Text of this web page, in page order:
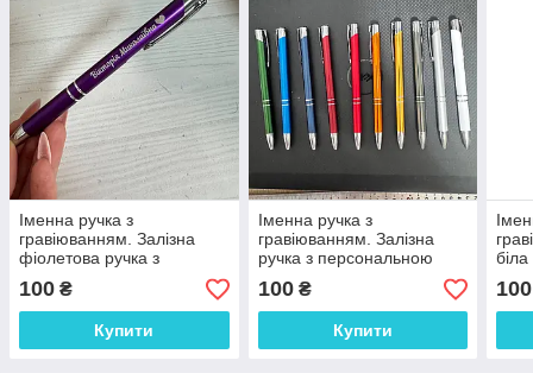
Іменна ручка з
гравіюванням. Залізна
фіолетова ручка з
персональною
гравіровкою
100 ₴
Купити
Іменна ручка з
гравіюванням. Залізна
ручка з персональною
гравіровкою
100₴
Купити
100